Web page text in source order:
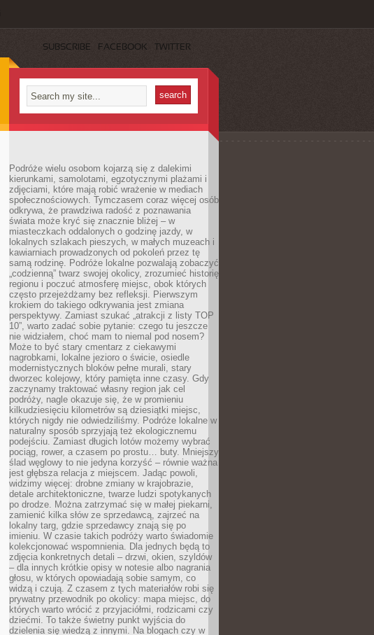
SUBSCRIBE FACEBOOK TWITTER
Podróże wielu osobom kojarzą się z dalekimi
kierunkami, samolotami, egzotycznymi plażami i
zdjęciami, które mają robić wrażenie w mediach
społecznościowych. Tymczasem coraz więcej osób
odkrywa, że prawdziwa radość z poznawania
świata może kryć się znacznie bliżej – w
miasteczkach oddalonych o godzinę jazdy, w
lokalnych szlakach pieszych, w małych muzeach i
kawiarniach prowadzonych od pokoleń przez tę
samą rodzinę. Podróże lokalne pozwalają zobaczyć
„codzienną” twarz swojej okolicy, zrozumieć historię
regionu i poczuć atmosferę miejsc, obok których
często przejeżdżamy bez refleksji. Pierwszym
krokiem do takiego odkrywania jest zmiana
perspektywy. Zamiast szukać „atrakcji z listy TOP
10”, warto zadać sobie pytanie: czego tu jeszcze
nie widziałem, choć mam to niemal pod nosem?
Może to być stary cmentarz z ciekawymi
nagrobkami, lokalne jezioro o świcie, osiedle
modernistycznych bloków pełne murali, stary
dworzec kolejowy, który pamięta inne czasy. Gdy
zaczynamy traktować własny region jak cel
podróży, nagle okazuje się, że w promieniu
kilkudziesięciu kilometrów są dziesiątki miejsc,
których nigdy nie odwiedziliśmy. Podróże lokalne w
naturalny sposób sprzyjają też ekologicznemu
podejściu. Zamiast długich lotów możemy wybrać
pociąg, rower, a czasem po prostu… buty. Mniejszy
ślad węglowy to nie jedyna korzyść – równie ważna
jest głębsza relacja z miejscem. Jadąc powoli,
widzimy więcej: drobne zmiany w krajobrazie,
detale architektoniczne, twarze ludzi spotykanych
po drodze. Można zatrzymać się w małej piekarni,
zamienić kilka słów ze sprzedawcą, zajrzeć na
lokalny targ, gdzie sprzedawcy znają się po
imieniu. W czasie takich podróży warto świadomie
kolekcjonować wspomnienia. Dla jednych będą to
zdjęcia konkretnych detali – drzwi, okien, szyldów
– dla innych krótkie opisy w notesie albo nagrania
głosu, w których opowiadają sobie samym, co
widzą i czują. Z czasem z tych materiałów robi się
prywatny przewodnik po okolicy: mapa miejsc, do
których warto wrócić z przyjaciółmi, rodzicami czy
dziećmi. To także świetny punkt wyjścia do
dzielenia się wiedzą z innymi. Na blogach czy w